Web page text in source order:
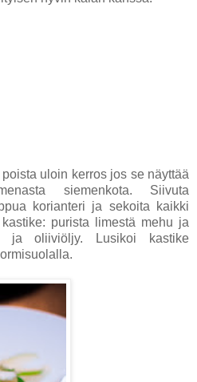
uloin kerros jos se näyttää
siemenkota. Siivuta
korianteri ja sekoita kaikki
purista limestä mehu ja
ja oliiviöljy. Lusikoi kastike